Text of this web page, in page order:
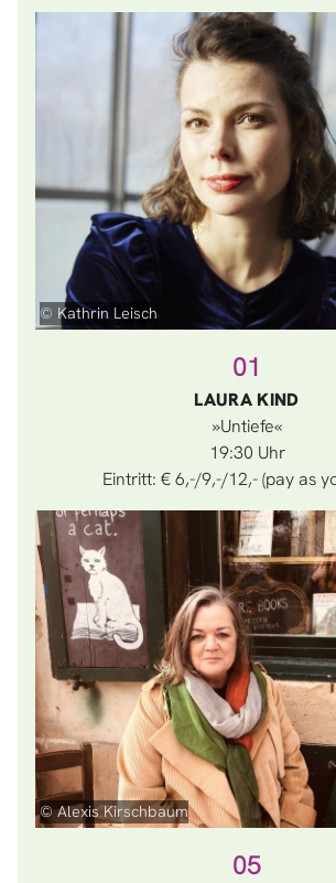
© Kathrin Leisch
01
LAURA KIND
»Untiefe«
19:30
Eintritt: € 6,-/9,-/12,- (pay as
© Alexis Kirschbaum
05